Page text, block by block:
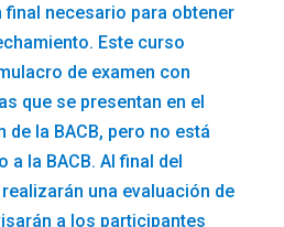
final necesario para obtener
Este curso
de examen con
que se presentan en el
la BACB, pero no está
a la BACB. Al final del
una evaluación de
a los participantes